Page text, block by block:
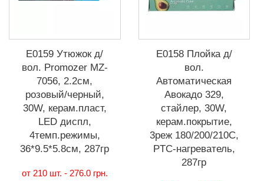
Е0159 Утюжок д/
вол. Promozer MZ-
7056, 2.2см,
розовый/черный,
30W, керам.пласт,
LED диспл,
4темп.режимы,
36*9.5*5.8см, 287гр
от 210 шт. - 276.0 грн.
Е0158 Плойка д/
вол.
Автоматическая
Авокадо 329,
стайлер, 30W,
керам.покрытие,
3реж 180/200/210C,
PTC-нагреватель,
287гр